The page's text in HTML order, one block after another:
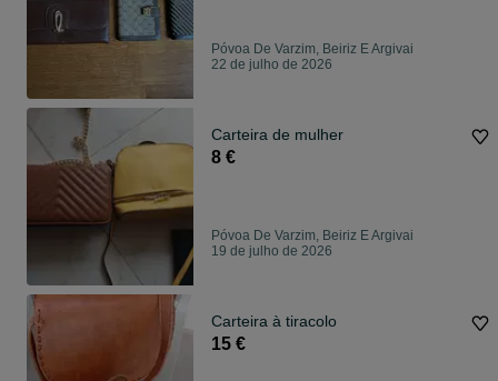
Póvoa De Varzim, Beiriz E Argivai
22 de julho de 2026
Carteira de mulher
8 €
Póvoa De Varzim, Beiriz E Argivai
19 de julho de 2026
Carteira à tiracolo
15 €